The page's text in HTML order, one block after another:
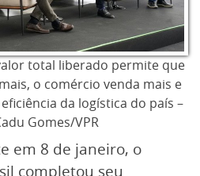
total liberado permite que
o comércio venda mais e
da logística do país –
Gomes/VPR
em 8 de janeiro, o
completou seu